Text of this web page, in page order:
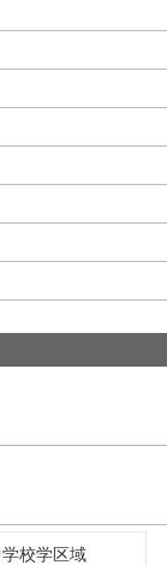
校学区域